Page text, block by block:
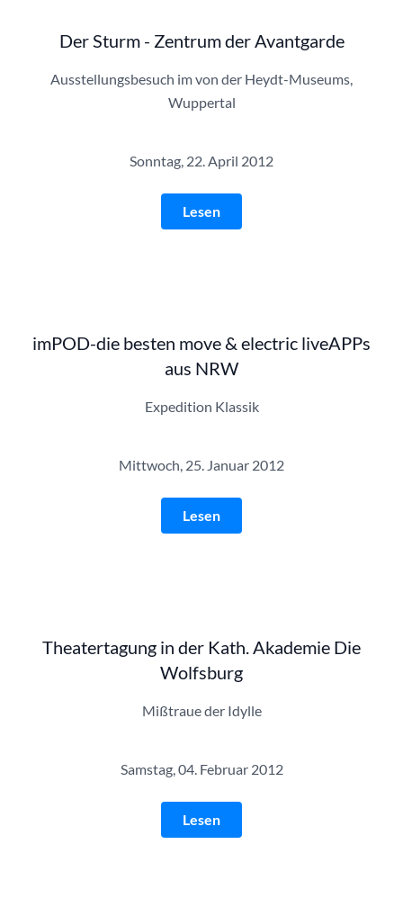
Der Sturm - Zentrum der Avantgarde
Ausstellungsbesuch im von der Heydt-Museums,
Wuppertal
Sonntag, 22. April 2012
Lesen
imPOD-die besten move & electric liveAPPs
aus NRW
Expedition Klassik
Mittwoch, 25. Januar 2012
Lesen
Theatertagung in der Kath. Akademie Die
Wolfsburg
Mißtraue der Idylle
Samstag, 04. Februar 2012
Lesen